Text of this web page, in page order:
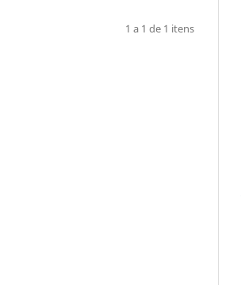
1 a 1 de 1 itens